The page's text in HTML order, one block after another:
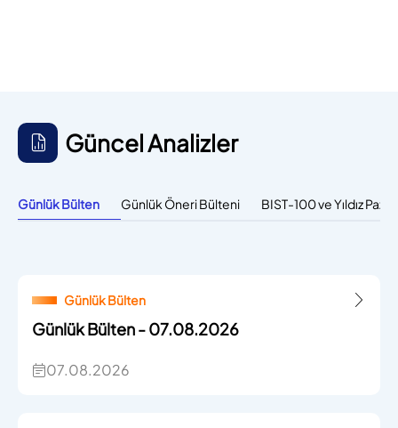
Güncel Analizler
Günlük Bülten Günlük Öneri Bülteni BIST-100 ve Yıldız
Günlük Bülten
Günlük Bülten - 07.08.2026
07.08.2026